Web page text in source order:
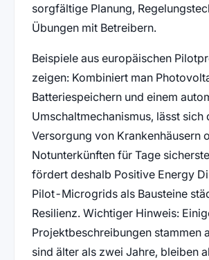
sorgfältige Planung,
Übungen mit Betreibern.
Beispiele aus europäischen
zeigen: Kombiniert man
Batteriespeichern und einem
Umschaltmechanismus, lässt sich
Versorgung von Krankenhäusern
Notunterkünften für Tage
fördert deshalb Positive Energy
Pilot-Microgrids als Bausteine
Resilienz. Wichtiger Hinweis:
Projektbeschreibungen stammen
sind älter als zwei Jahre, bleiben